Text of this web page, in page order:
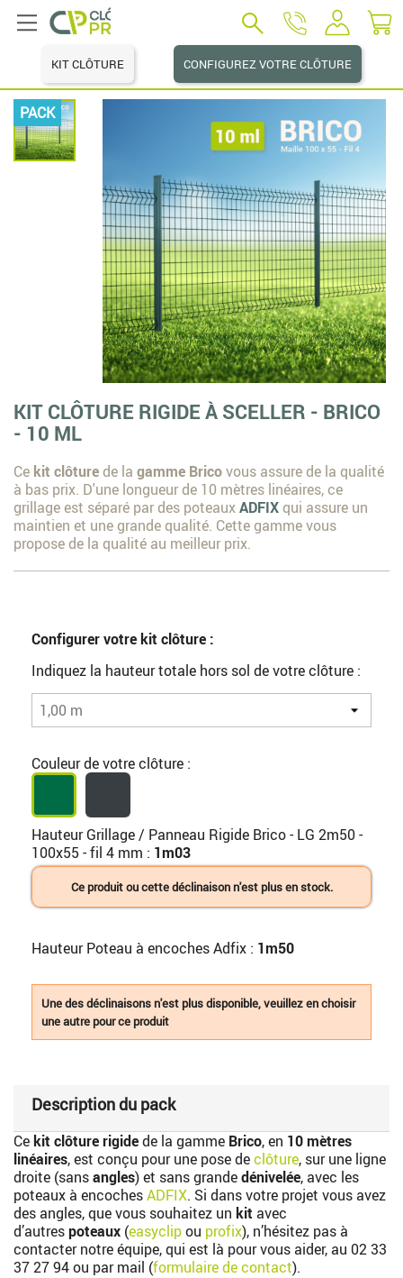
KIT CLÔTURE CONFIGUREZ VOTRE CLÔTURE
PACK
KIT CLÔTURE RIGIDE À SCELLER - BRICO
- 10 ML
Ce kit clôturede la gamme Bricovous assure de la qualité
à bas prix. D'une longueur de 10 mètres linéaires, ce
grillage est séparé par des poteauxADFIXqui assure un
maintien et une grande qualité. Cette gamme vous
propose de la qualité au meilleur prix.
Configurer votre kit clôture :
Indiquez la hauteur totale hors sol de votre clôture :
Couleur de votre clôture :
Hauteur Grillage / Panneau Rigide Brico - LG 2m50 -
100x55 - fil 4 mm : 1m03
Ce produit ou cette déclinaison n'est plus en stock.
Hauteur Poteau à encoches Adfix : 1m50
Une des déclinaisons n'est plus disponible, veuillez en choisir
une autre pour ce produit
Description du pack
Cekit clôture rigidede la gamme Brico, en 10 mètres
linéaires, est conçu pour une pose declôture, sur une ligne
droite (sansangles) et sans grandedénivelée, avec les
poteaux à encochesADFIX. Si dans votre projet vous avez
des angles, que vous souhaitez un kit avec
d’autrespoteaux (easyclipou profix), n’hésitez pas à
contacter notre équipe, qui est là pour vous aider, au 02 33
37 27 94ou par mail (formulaire de contact).